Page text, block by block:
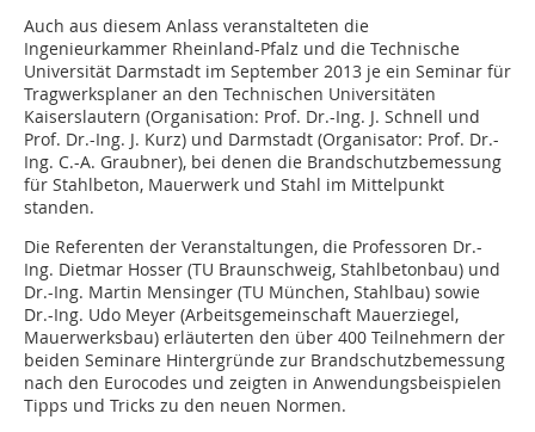
Auch aus diesem Anlass veranstalteten die
Ingenieurkammer Rheinland-Pfalz und die Technische
Universität Darmstadt im September 2013 je ein Seminar für
Tragwerksplaner an den Technischen Universitäten
Kaiserslautern (Organisation: Prof. Dr.-Ing. J. Schnell und
Prof. Dr.-Ing. J. Kurz) und Darmstadt (Organisator: Prof. Dr.-
Ing. C.-A. Graubner), bei denen die Brandschutzbemessung
für Stahlbeton, Mauerwerk und Stahl im Mittelpunkt
standen.
Die Referenten der Veranstaltungen, die Professoren Dr.-
Ing. Dietmar Hosser (TU Braunschweig, Stahlbetonbau) und
Dr.-Ing. Martin Mensinger (TU München, Stahlbau) sowie
Dr.-Ing. Udo Meyer (Arbeitsgemeinschaft Mauerziegel,
Mauerwerksbau) erläuterten den über 400 Teilnehmern der
beiden Seminare Hintergründe zur Brandschutzbemessung
nach den Eurocodes und zeigten in Anwendungsbeispielen
Tipps und Tricks zu den ­neuen Normen.